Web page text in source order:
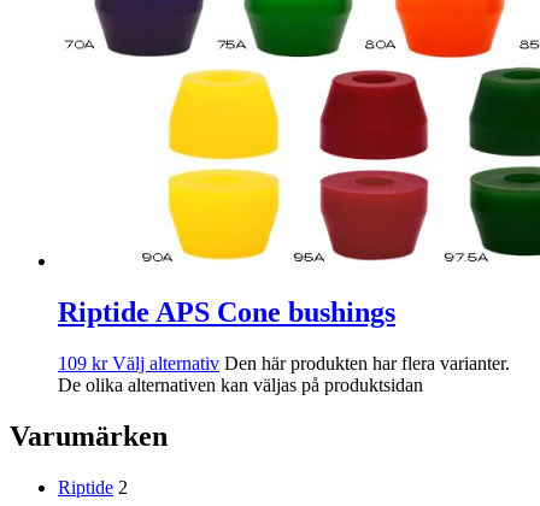
Riptide APS Cone bushings
109 kr Välj alternativ Den här produkten har flera varianter.
De olika alternativen kan väljas på produktsidan
Varumärken
Riptide 2